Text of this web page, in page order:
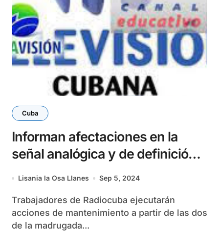
Cuba
Informan afectaciones en la
señal analógica y de definición
estándar de la televisión cubana
Lisania la Osa Llanes Sep 5, 2024
Trabajadores de Radiocuba ejecutarán
acciones de mantenimiento a partir de las dos
de la madrugada...